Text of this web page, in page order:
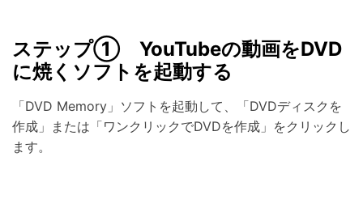
ステップ① YouTubeの動画をDVD
に焼くソフトを起動する
「DVD Memory」ソフトを起動して、「DVDディスクを
作成」または「ワンクリックでDVDを作成」をクリックし
ます。